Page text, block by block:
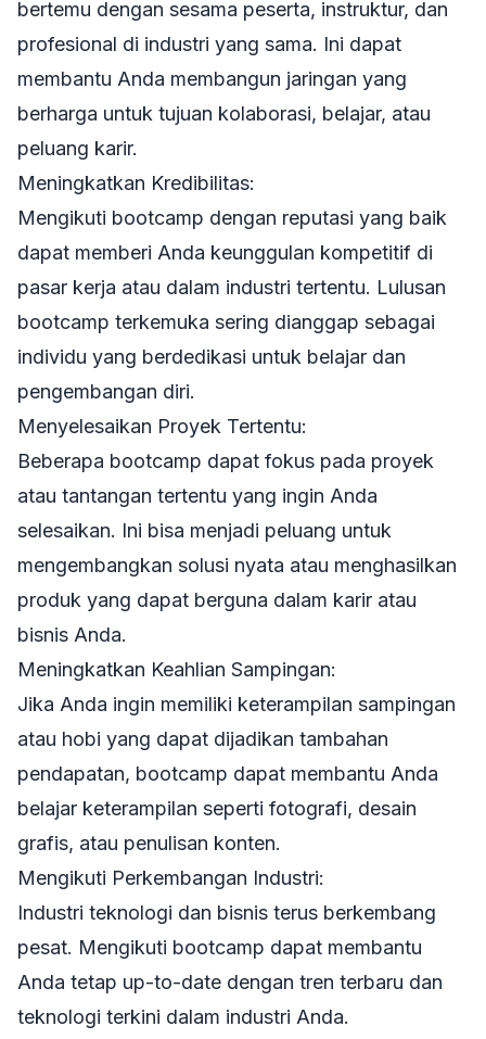
bertemu dengan sesama peserta, instruktur, dan
profesional di industri yang sama. Ini dapat
membantu Anda membangun jaringan yang
berharga untuk tujuan kolaborasi, belajar, atau
peluang karir.
Meningkatkan Kredibilitas:
Mengikuti bootcamp dengan reputasi yang baik
dapat memberi Anda keunggulan kompetitif di
pasar kerja atau dalam industri tertentu. Lulusan
bootcamp terkemuka sering dianggap sebagai
individu yang berdedikasi untuk belajar dan
pengembangan diri.
Menyelesaikan Proyek Tertentu:
Beberapa bootcamp dapat fokus pada proyek
atau tantangan tertentu yang ingin Anda
selesaikan. Ini bisa menjadi peluang untuk
mengembangkan solusi nyata atau menghasilkan
produk yang dapat berguna dalam karir atau
bisnis Anda.
Meningkatkan Keahlian Sampingan:
Jika Anda ingin memiliki keterampilan sampingan
atau hobi yang dapat dijadikan tambahan
pendapatan, bootcamp dapat membantu Anda
belajar keterampilan seperti fotografi, desain
grafis, atau penulisan konten.
Mengikuti Perkembangan Industri:
Industri teknologi dan bisnis terus berkembang
pesat. Mengikuti bootcamp dapat membantu
Anda tetap up-to-date dengan tren terbaru dan
teknologi terkini dalam industri Anda.